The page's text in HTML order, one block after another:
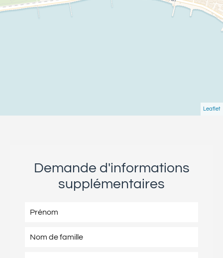
Leaflet
Demande d'informations
supplémentaires